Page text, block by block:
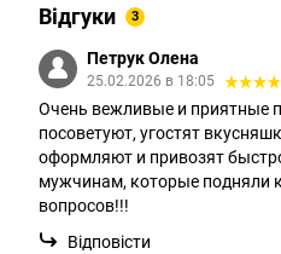
Відгуки 3
Петрук Олена
25.02.2026 в 18:05
Очень вежливые и приятные
посоветуют, угостят
оформляют и привозят
мужчинам, которые подняли
вопросов!!!
Відповісти